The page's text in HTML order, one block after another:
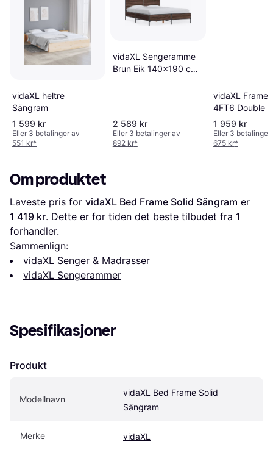
vidaXL heltre
Sängram
1 599 kr
Eller 3 betalinger av
551 kr*
vidaXL Sengeramme
Brun Eik 140x190 cm
2 589 kr
Eller 3 betalinger av
892 kr*
vidaXL Frame
4FT6 Double
1 959 kr
Eller 3 betalinger
675 kr*
Om produktet
Laveste pris for vidaXL Bed Frame Solid Sängram
1 419 kr. Dette er for tiden det beste tilbudet fra 1
forhandler.
Sammenlign:
vidaXL Senger & Madrasser
vidaXL Sengerammer
Spesifikasjoner
Produkt
Modellnavn
vidaXL Bed Frame Solid
Sängram
Merke vidaXL